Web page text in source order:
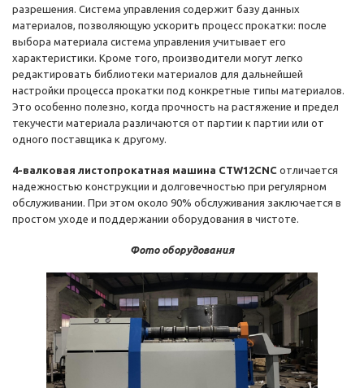
разрешения. Система управления содержит базу данных
материалов, позволяющую ускорить процесс прокатки: после
выбора материала система управления учитывает его
характеристики. Кроме того, производители могут легко
редактировать библиотеки материалов для дальнейшей
настройки процесса прокатки под конкретные типы материалов.
Это особенно полезно, когда прочность на растяжение и предел
текучести материала различаются от партии к партии или от
одного поставщика к другому.
4-валковая листопрокатная машина CTW12CNC отличается
надежностью конструкции и долговечностью при регулярном
обслуживании. При этом около 90% обслуживания заключается в
простом уходе и поддержании оборудования в чистоте.
Фото оборудования